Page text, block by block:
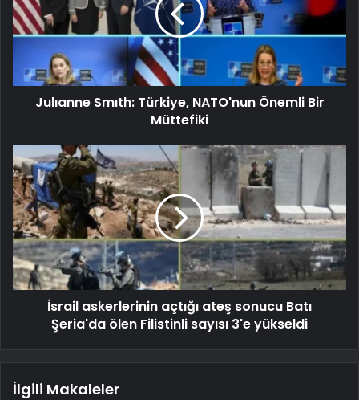
Julıanne Smıth: Türkiye, NATO'nun Önemli Bir
Müttefiki
İsrail askerlerinin açtığı ateş sonucu Batı
Şeria'da ölen Filistinli sayısı 3'e yükseldi
İlgili Makaleler